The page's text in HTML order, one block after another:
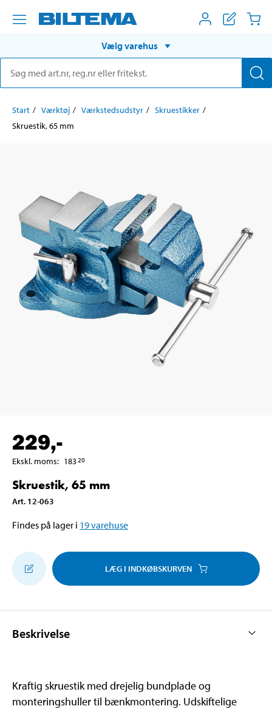
Vælg varehus
Start Værktøj Værkstedsudstyr
Skruestikker
Skruestik, 65 mm
229,-
Ekskl. moms: 18320
Skruestik, 65 mm
Art. 12-063
Findes på lager i 19varehuse
LÆG I INDKØBSKURVEN
Beskrivelse
Kraftig skruestik med drejelig bundplade og
monteringshuller til bænkmontering. Udskiftelige